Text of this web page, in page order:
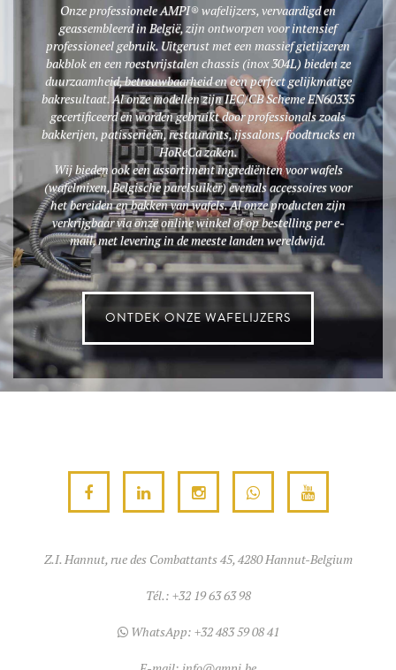
Onze professionele AMPI® wafelijzers, vervaardigd en
geassembleerd in België, zijn ontworpen voor intensief
professioneel gebruik. Uitgerust met een massief gietijzeren
bakblok en een roestvrijstalen chassis (inox 304L) bieden ze
duurzaamheid, betrouwbaarheid en een perfect gelijkmatige
bakresultaat. Al onze modellen zijn IEC/CB Scheme EN60335
gecertificeerd en worden gebruikt door professionals zoals
bakkerijen, patisserieën, restaurants, ijssalons, foodtrucks en
HoReCa zaken.
Wij bieden ook een assortiment ingrediënten voor wafels
(wafelmixen, Belgische parelsuiker) evenals accessoires voor
het bereiden en bakken van wafels. Al onze producten zijn
verkrijgbaar via onze online winkel of op bestelling per e-
mail, met levering in de meeste landen wereldwijd.
ONTDEK ONZE WAFELIJZERS
Z.I. Hannut, rue des Combattants 45, 4280 Hannut-Belgium
Tél.: +32 19 63 63 98
WhatsApp: +32 483 59 08 41